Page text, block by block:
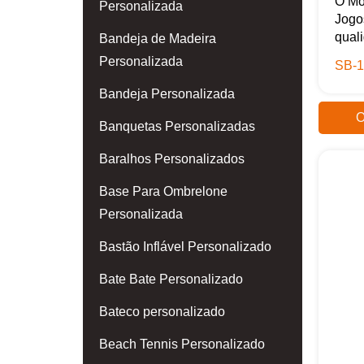
Personalizada
Bandeja de Madeira
Personalizada
Bandeja Personalizada
Banquetas Personalizadas
Baralhos Personalizados
Base Para Ombrelone
Personalizada
Bastão Inflável Personalizado
Bate Bate Personalizado
Bateco personalizado
Beach Tennis Personalizado
SB-